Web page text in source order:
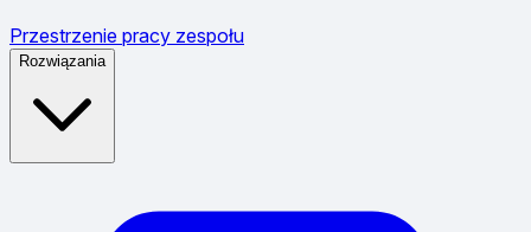
Przestrzenie pracy zespołu
Rozwiązania